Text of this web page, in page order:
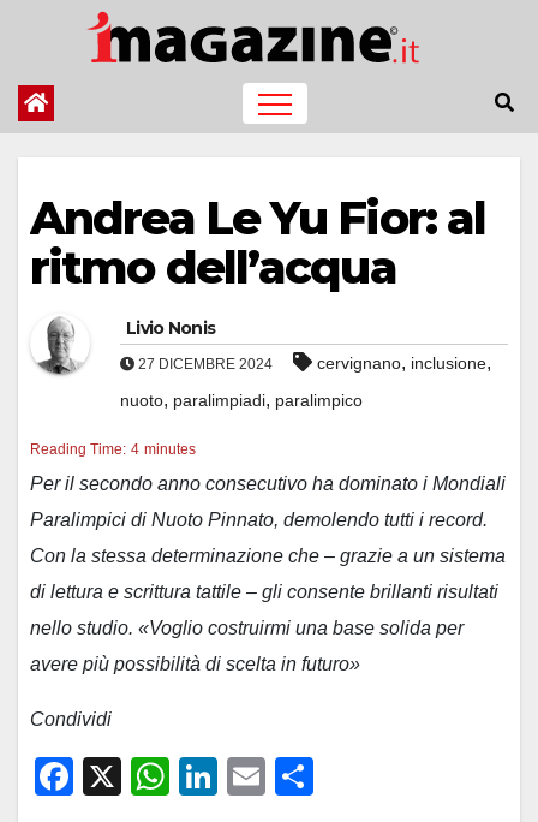
contenuto
Andrea Le Yu Fior: al
ritmo dell’acqua
Livio Nonis
27 DICEMBRE 2024 cervignano, inclusione,
nuoto, paralimpiadi, paralimpico
Reading Time: 4 minutes
Per il secondo anno consecutivo ha dominato i Mondiali
Paralimpici di Nuoto Pinnato, demolendo tutti i record.
Con la stessa determinazione che – grazie a un sistema
di lettura e scrittura tattile – gli consente brillanti risultati
nello studio. «Voglio costruirmi una base solida per
avere più possibilità di scelta in futuro»
Condividi
F
X
W
Li
E